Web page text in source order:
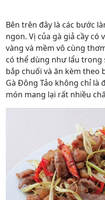
Bên trên đây là các bước
ngon. Vị của gà giả cầy có
vàng và mềm vô cùng
có thể dùng như lẩu trong
bắp chuối và ăn kèm theo
Gà Đông Tảo không chỉ là
món mang lại rất nhiều